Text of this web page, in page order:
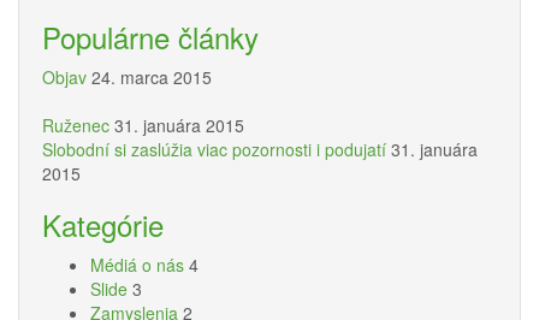
Populárne články
Objav 24. marca 2015
Ruženec 31. januára 2015
Slobodní si zaslúžia viac pozornosti i podujatí 31. januára
2015
Kategórie
Médiá o nás 4
Slide 3
Zamyslenia 2